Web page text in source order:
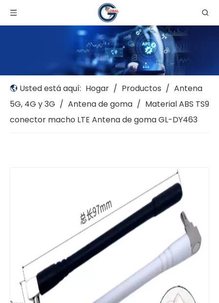
Usted está aquí: Hogar / Productos / Antena
5G, 4G y 3G / Antena de goma / Material ABS TS9
conector macho LTE Antena de goma GL-DY463